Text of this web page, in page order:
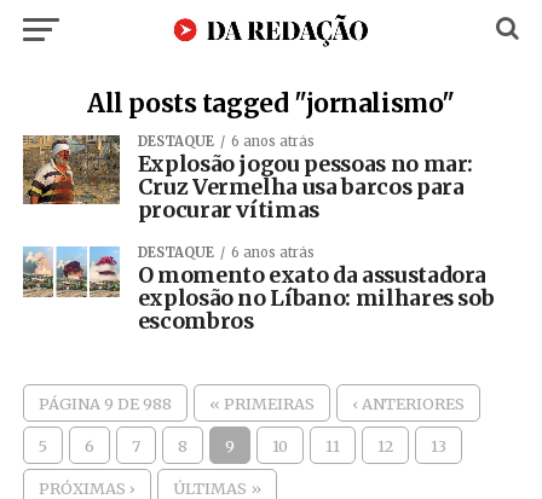
All posts tagged "jornalismo"
DESTAQUE 6 anos atrás
Explosão jogou pessoas no mar:
Cruz Vermelha usa barcos para
procurar vítimas
DESTAQUE 6 anos atrás
O momento exato da assustadora
explosão no Líbano: milhares sob
escombros
PÁGINA 9 DE 988 « PRIMEIRAS ‹ ANTERIORES
5 6 7 8 9 10 11 12 13
PRÓXIMAS › ÚLTIMAS »